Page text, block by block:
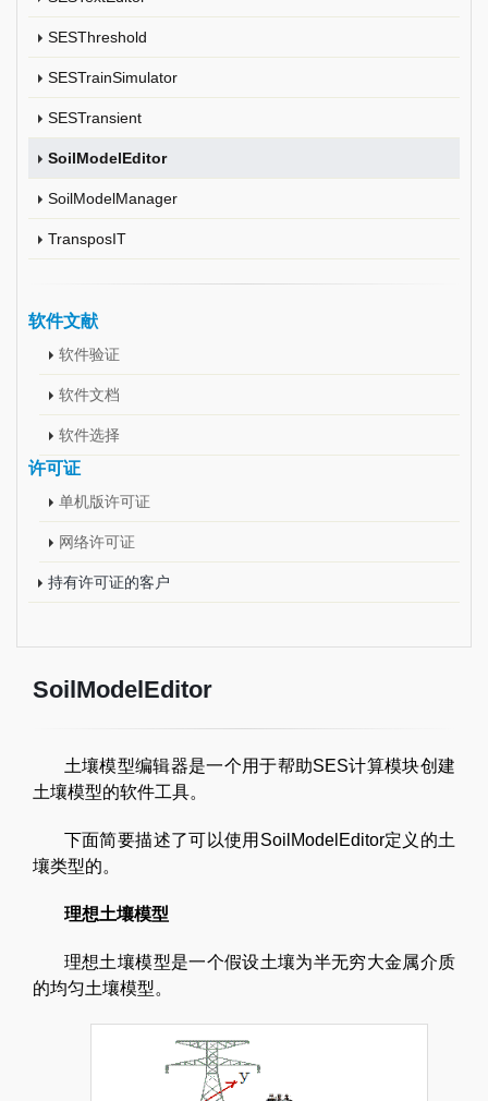
SESThreshold
SESTrainSimulator
SESTransient
SoilModelEditor
SoilModelManager
TransposIT
软件文献
软件验证
软件文档
软件选择
许可证
单机版许可证
网络许可证
持有许可证的客户
SoilModelEditor
土壤模型编辑器是一个用于帮助SES计算模块创建
土壤模型的软件工具。
下面简要描述了可以使用SoilModelEditor定义的土
壤类型的。
理想土壤模型
理想土壤模型是一个假设土壤为半无穷大金属介质
的均匀土壤模型。